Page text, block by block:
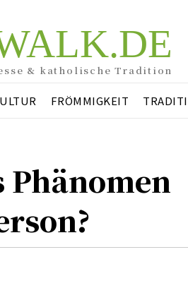
& katholische Tradition
FRÖMMIGKEIT
Phänomen